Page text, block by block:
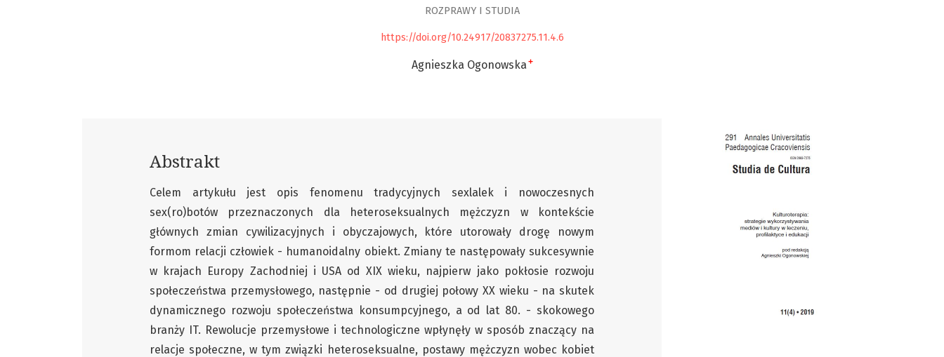
ROZPRAWY I STUDIA
https://doi.org/10.24917/20837275.11.4.6
Agnieszka Ogonowska +
Abstrakt
Celem artykułu jest opis fenomenu tradycyjnych sexlalek i nowoczesnych
sex(ro)botów przeznaczonych dla heteroseksualnych mężczyzn w kontekście
głównych zmian cywilizacyjnych i obyczajowych, które utorowały drogę nowym
formom relacji człowiek - humanoidalny obiekt. Zmiany te następowały sukcesywnie
w krajach Europy Zachodniej i USA od XIX wieku, najpierw jako pokłosie rozwoju
społeczeństwa przemysłowego, następnie - od drugiej połowy XX wieku - na skutek
dynamicznego rozwoju społeczeństwa konsumpcyjnego, a od lat 80. - skokowego
branży IT. Rewolucje przemysłowe i technologiczne wpłynęły w sposób znaczący na
relacje społeczne, w tym związki heteroseksualne, postawy mężczyzn wobec kobiet